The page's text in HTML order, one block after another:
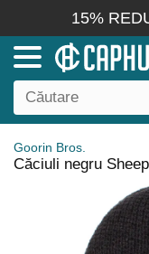
15%
Goorin Bros.
Căciuli negru